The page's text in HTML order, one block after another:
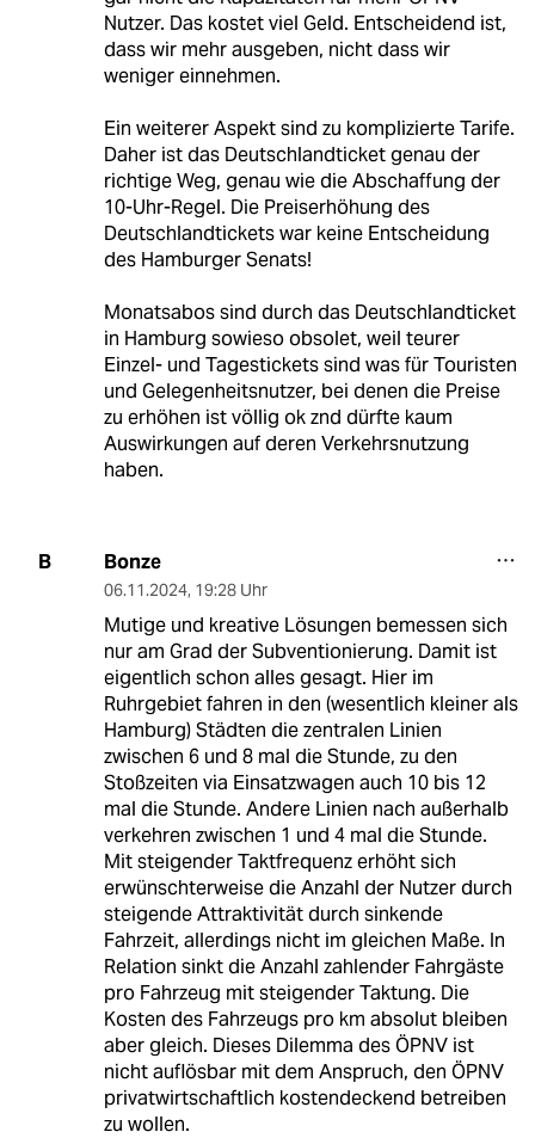
Nutzer. Das kostet viel Geld. Entscheidend ist,
dass wir mehr ausgeben, nicht dass wir
weniger einnehmen.
Ein weiterer Aspekt sind zu komplizierte Tarife.
Daher ist das Deutschlandticket genau der
richtige Weg, genau wie die Abschaffung der
10-Uhr-Regel. Die Preiserhöhung des
Deutschlandtickets war keine Entscheidung
des Hamburger Senats!
Monatsabos sind durch das Deutschlandticket
in Hamburg sowieso obsolet, weil teurer
Einzel- und Tagestickets sind was für Touristen
und Gelegenheitsnutzer, bei denen die Preise
zu erhöhen ist völlig ok znd dürfte kaum
Auswirkungen auf deren Verkehrsnutzung
haben.
B Bonze
06.11.2024, 19:28 Uhr
Mutige und kreative Lösungen bemessen sich
nur am Grad der Subventionierung. Damit ist
eigentlich schon alles gesagt. Hier im
Ruhrgebiet fahren in den (wesentlich kleiner als
Hamburg) Städten die zentralen Linien
zwischen 6 und 8 mal die Stunde, zu den
Stoßzeiten via Einsatzwagen auch 10 bis 12
mal die Stunde. Andere Linien nach außerhalb
verkehren zwischen 1 und 4 mal die Stunde.
Mit steigender Taktfrequenz erhöht sich
erwünschterweise die Anzahl der Nutzer durch
steigende Attraktivität durch sinkende
Fahrzeit, allerdings nicht im gleichen Maße. In
Relation sinkt die Anzahl zahlender Fahrgäste
pro Fahrzeug mit steigender Taktung. Die
Kosten des Fahrzeugs pro km absolut bleiben
aber gleich. Dieses Dilemma des ÖPNV ist
nicht auflösbar mit dem Anspruch, den ÖPNV
privatwirtschaftlich kostendeckend betreiben
zu wollen.